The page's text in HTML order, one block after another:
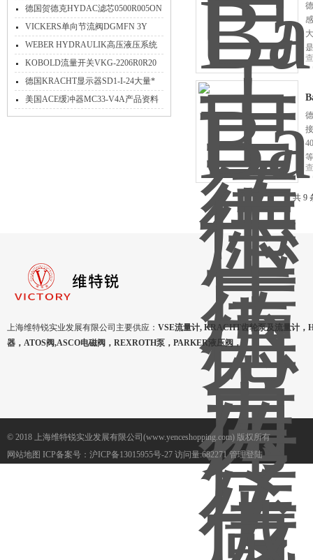
性能
德国贺德克HYDAC滤芯0500R005ON
产品参数
VICKERS单向节流阀DGMFN 3Y
A2W B2W 41介绍
WEBER HYDRAULIK高压液压系统
中溢流阀ZEPDR3-06-315-1-24V
KOBOLD流量开关VKG-2206R0R20
的安装方法
德国KRACHT显示器SD1-I-24大量*
美国ACE缓冲器MC33-V4A产品资料
详细介绍
共 9
上海维特锐实业发展有限公司主要供应： VSE流量计, KRACHT齿轮泵及流量计，
器，ATOS阀,ASCO电磁阀，REXROTH泵，PARKER液压阀，
© 2018 上海维特锐实业发展有限公司(www.yenceshopping.com) 版权所有
网站地图 ICP备案号： 沪ICP备13015955号-27 访问量:682271管理登陆